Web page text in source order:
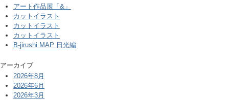
アート作品展「&」
カットイラスト
カットイラスト
カットイラスト
B-jirushi MAP 日光編
アーカイブ
2026年8月
2026年6月
2026年3月